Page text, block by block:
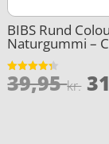
BIBS Rund
Naturgummi –
Vurderet
4.3
39,95kr.